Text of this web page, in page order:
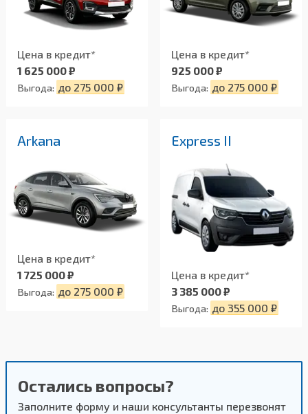
Цена в кредит*
1 625 000 ₽
Выгода: до 275 000 ₽
Цена в кредит*
925 000 ₽
Выгода: до 275 000 ₽
Arkana
Цена в кредит*
1 725 000 ₽
Выгода: до 275 000 ₽
Express II
Цена в кредит*
3 385 000 ₽
Выгода: до 355 000 ₽
Остались вопросы?
Заполните форму и наши консультанты перезвонят